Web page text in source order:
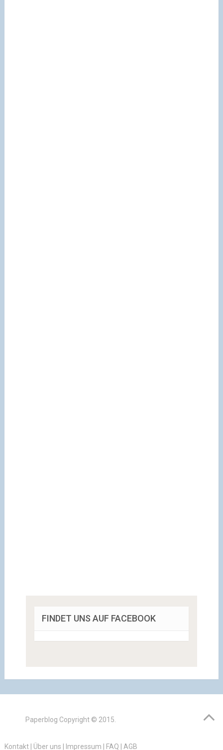
FINDET UNS AUF FACEBOOK
Paperblog Copyright © 2015.
Kontakt| Über uns Impressum FAQ AGB